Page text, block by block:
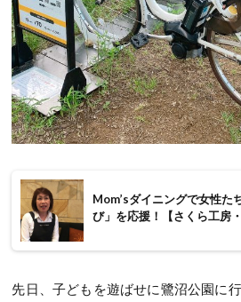
Mom’sダイニングで女性た
び」を応援！【さくら工房
先日、子どもを遊ばせに鷺沼公園に